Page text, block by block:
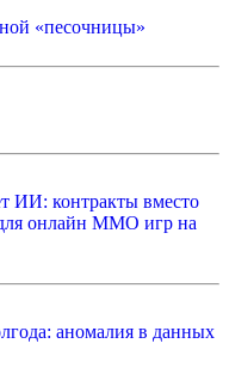
«песочницы»
ИИ: контракты вместо
для онлайн ММО игр на
аномалия в данных